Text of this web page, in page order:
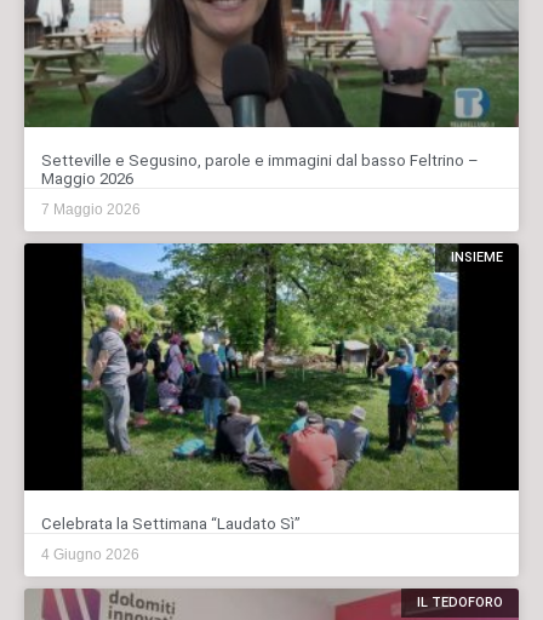
Setteville e Segusino, parole e immagini dal basso Feltrino –
Maggio 2026
7 Maggio 2026
INSIEME
Celebrata la Settimana “Laudato Sì”
4 Giugno 2026
IL TEDOFORO